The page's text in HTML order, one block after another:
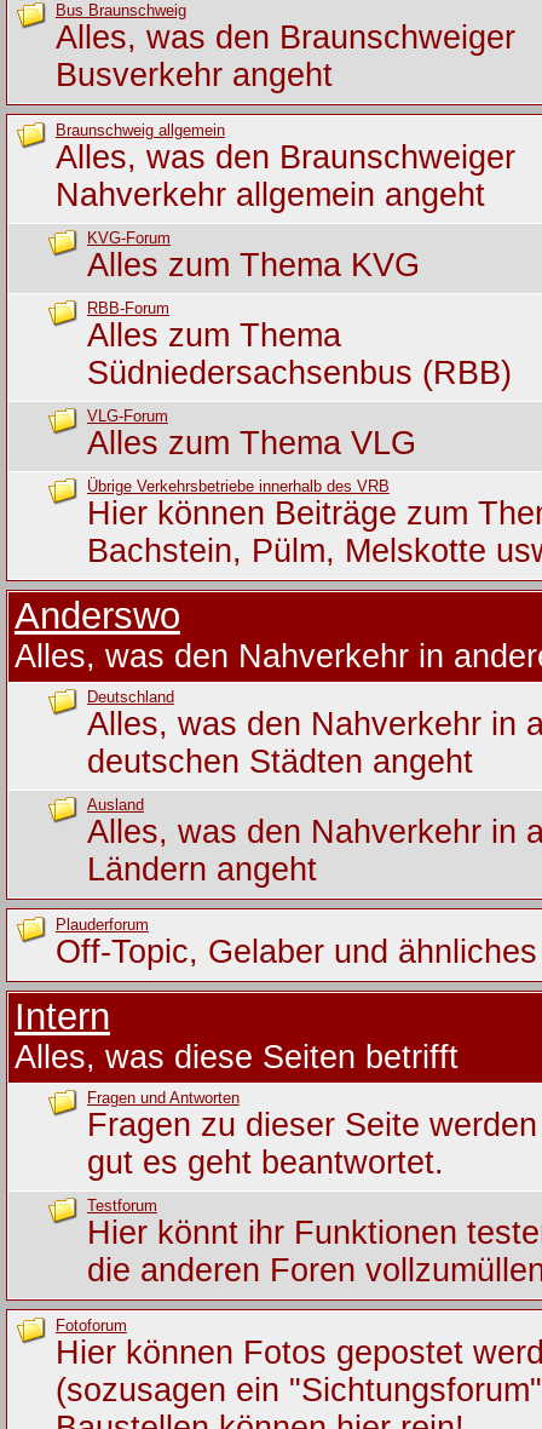
Bus Braunschweig
Alles, was den Braunschweiger
Busverkehr angeht
Braunschweig allgemein
Alles, was den Braunschweiger
Nahverkehr allgemein angeht
KVG-Forum
Alles zum Thema KVG
RBB-Forum
Alles zum Thema
Südniedersachsenbus (RBB)
VLG-Forum
Alles zum Thema VLG
Übrige Verkehrsbetriebe innerhalb des VRB
Hier können Beiträge zum
Bachstein, Pülm, Melskotte
Anderswo
Alles, was den Nahverkehr in
Deutschland
Alles, was den Nahverkehr in
deutschen Städten angeht
Ausland
Alles, was den Nahverkehr in
Ländern angeht
Plauderforum
Off-Topic, Gelaber und ähnliches
Intern
Alles, was diese Seiten betrifft
Fragen und Antworten
Fragen zu dieser Seite
gut es geht beantwortet.
Testforum
Hier könnt ihr Funktionen
die anderen Foren
Fotoforum
Hier können Fotos gepostet
(sozusagen ein